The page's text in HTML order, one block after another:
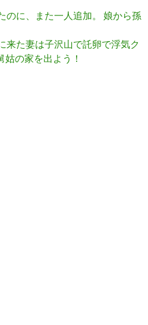
のに、また一人追加。 娘から孫
来た妻は子沢山で託卵で浮気ク
の家を出よう！